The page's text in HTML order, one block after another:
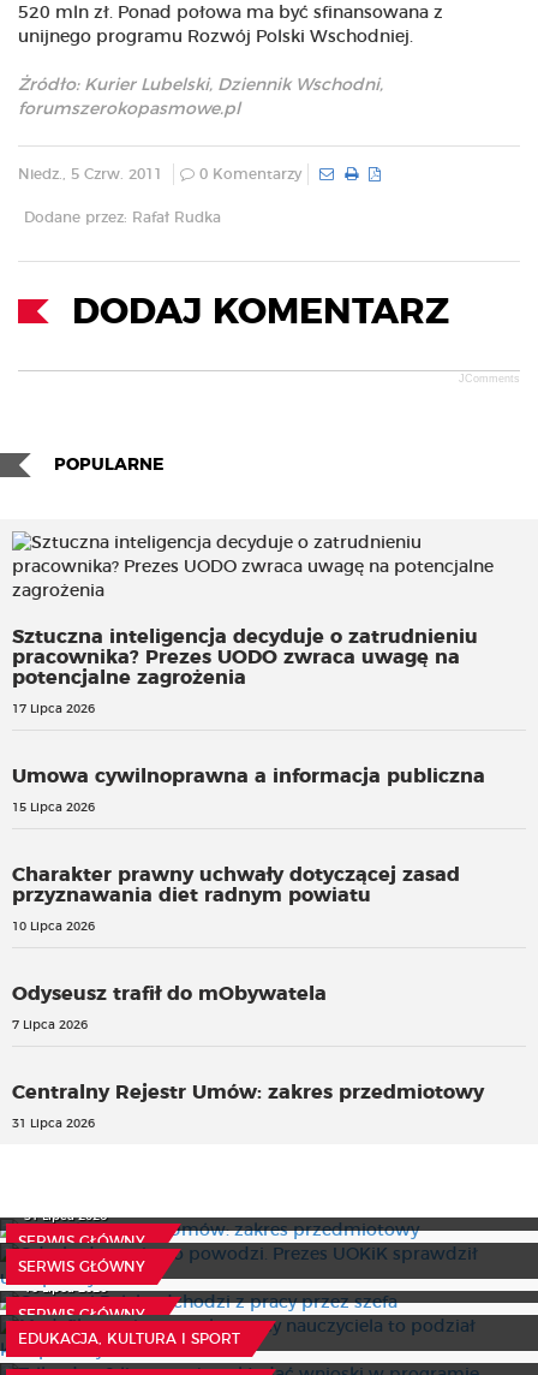
520 mln zł. Ponad połowa ma być sfinansowana z
unijnego programu Rozwój Polski Wschodniej.
Żródło: Kurier Lubelski, Dziennik Wschodni,
forumszerokopasmowe.pl
Niedz., 5 Czrw. 2011 0 Komentarzy
Dodane przez: Rafał Rudka
DODAJ KOMENTARZ
JComments
POPULARNE
Sztuczna inteligencja decyduje o zatrudnieniu
pracownika? Prezes UODO zwraca uwagę na
potencjalne zagrożenia
17 Lipca 2026
Umowa cywilnoprawna a informacja publiczna
15 Lipca 2026
Charakter prawny uchwały dotyczącej zasad
przyznawania diet radnym powiatu
10 Lipca 2026
Odyseusz trafił do mObywatela
7 Lipca 2026
Centralny Rejestr Umów: zakres przedmiotowy
31 Lipca 2026
SERWIS GŁÓWNY
31 Lipca 2026
SERWIS GŁÓWNY
ubezpieczycieli
8 Lipca 2026
SERWIS GŁÓWNY
Co trzeci Polak odchodzi z pracy przez szefa
10 Lipca 2026
EDUKACJA, KULTURA I SPORT
Modyfikowanie stosunku pracy nauczyciela to podział
kompetencji
9 Lipca 2026
Tylko do 20 lipca można składać wnioski w programie
Pracownia Orkiestr Dętych: Teksty i multimedia